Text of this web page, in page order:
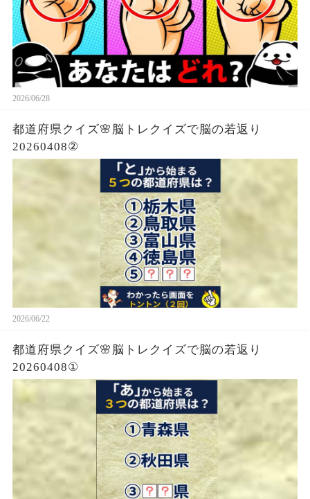
2026/06/28
都道府県クイズ🌸脳トレクイズで脳の若返り
20260408②
2026/06/22
都道府県クイズ🌸脳トレクイズで脳の若返り
20260408①